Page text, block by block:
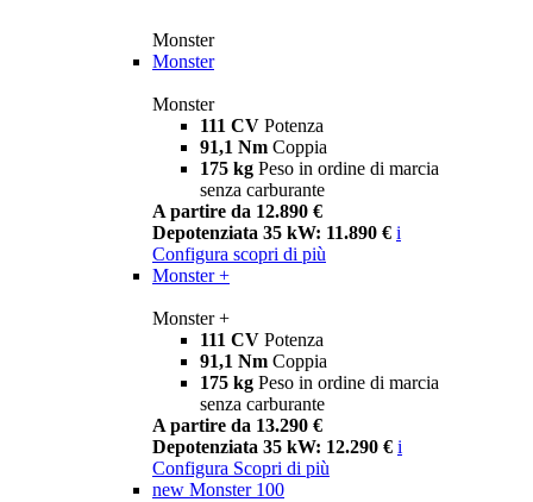
Monster
Monster
Monster
111 CV Potenza
91,1 Nm Coppia
175 kg Peso in ordine di marcia
senza carburante
A partire da 12.890 €
Depotenziata 35 kW: 11.890 € i
Configura scopri di più
Monster +
Monster +
111 CV Potenza
91,1 Nm Coppia
175 kg Peso in ordine di marcia
senza carburante
A partire da 13.290 €
Depotenziata 35 kW: 12.290 € i
Configura Scopri di più
new Monster 100